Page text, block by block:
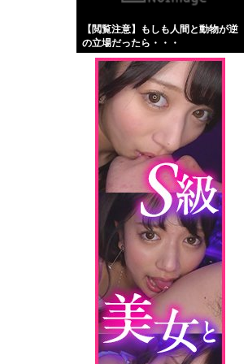
【閲覧注意】もしも人間と動物が逆
の立場だったら・・・